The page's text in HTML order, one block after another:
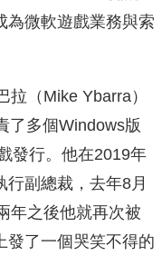
為微軟遊戲業務與索
（Mike Ybarra）
了多個Windows版
發行。他在2019年
行副總裁，去年8月
年之後他就再次被
發了一個哭笑不得的